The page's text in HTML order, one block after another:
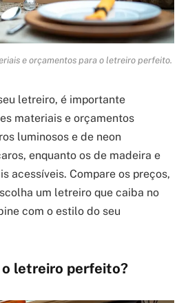
e orçamentos para o letreiro perfeito.
letreiro, é importante
materiais e orçamentos
luminosos e de neon
enquanto os de madeira e
acessíveis. Compare os preços,
um letreiro que caiba no
com o estilo do seu
letreiro perfeito?